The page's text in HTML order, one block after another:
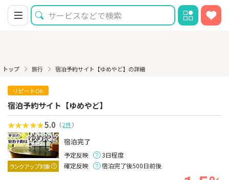
トップ 旅行 宿泊予約サイト【ゆめやど】の詳細
リピートOK
宿泊予約サイト【ゆめやど】
5.0 （2件）
ランクアップ対象
宿泊完了
予定反映
3日程度
確定反映
宿泊完了後500日前後